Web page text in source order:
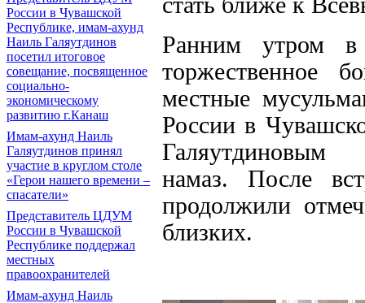
России в Чувашской
Республике, имам-ахунд
Наиль Галяутдинов
посетил итоговое
совещание, посвященное
социально-
экономическому
развитию г.Канаш
Имам-ахунд Наиль
Галяутдинов принял
участие в круглом столе
«Герои нашего времени –
спасатели»
Представитель ЦДУМ
России в Чувашской
Республике поддержал
местных
правоохранителей
Имам-ахунд Наиль
Ранним утром в
торжественное
местные
России в
намаз. После
продолжили
близких.